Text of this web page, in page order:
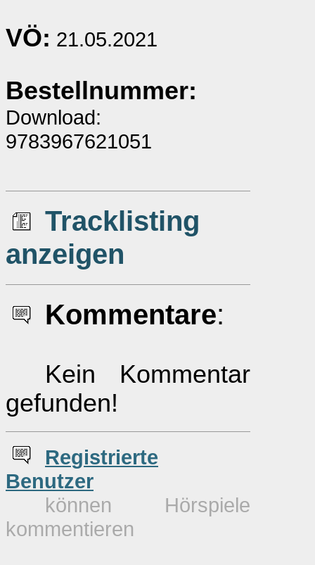
VÖ: 21.05.2021
Bestellnummer:
Download:
9783967621051
Tracklisting
anzeigen
Kommentare:
Kein Kommentar
gefunden!
Registrierte
Benutzer
können Hörspiele
kommentieren